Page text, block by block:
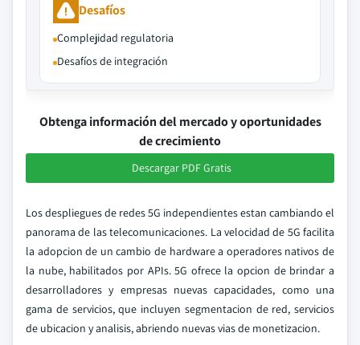
Desafíos
Complejidad regulatoria
Desafíos de integración
Obtenga información del mercado y oportunidades
de crecimiento
Descargar PDF Gratis
Los despliegues de redes 5G independientes estan cambiando el
panorama de las telecomunicaciones. La velocidad de 5G facilita
la adopcion de un cambio de hardware a operadores nativos de
la nube, habilitados por APIs. 5G ofrece la opcion de brindar a
desarrolladores y empresas nuevas capacidades, como una
gama de servicios, que incluyen segmentacion de red, servicios
de ubicacion y analisis, abriendo nuevas vias de monetizacion.